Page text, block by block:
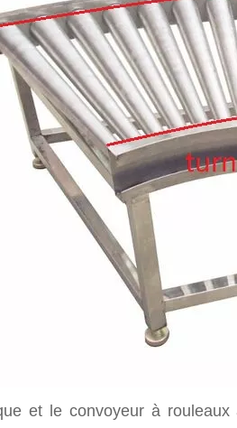
et le convoyeur à